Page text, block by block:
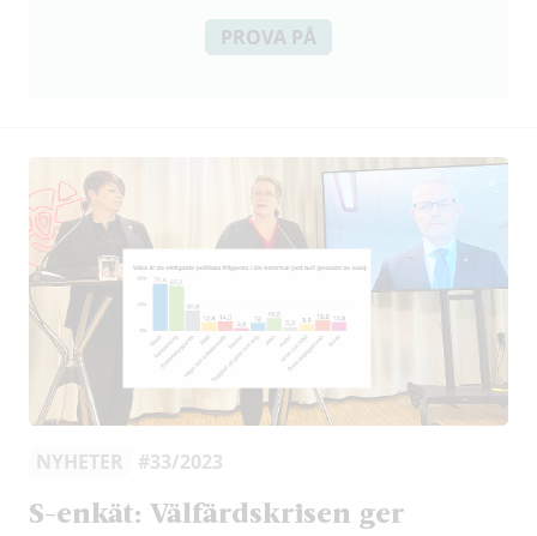
PROVA PÅ
NYHETER #33/2023
S-enkät: Välfärdskrisen ger